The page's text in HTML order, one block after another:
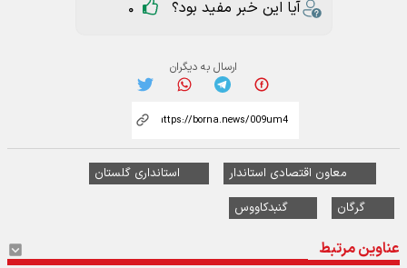
آیا این خبر مفید بود؟ 0
ارسال به دیگران
معاون اقتصادی استاندار
استانداری گلستان
گرگان
گنبدکاووس
عناوین مرتبط